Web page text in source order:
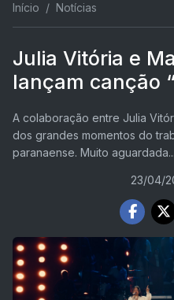
Início Notícias
Julia Vitória e
lançam canção
A colaboração entre Julia
dos grandes momentos do
paranaense. Muito aguardada...
23/04/